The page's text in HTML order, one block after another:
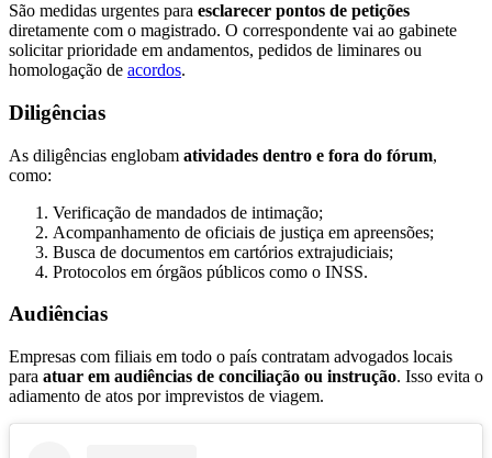
São medidas urgentes para esclarecer pontos de petições
diretamente com o magistrado. O correspondente vai ao gabinete
solicitar prioridade em andamentos, pedidos de liminares ou
homologação de acordos.
Diligências
As diligências englobam atividades dentro e fora do fórum,
como:
Verificação de mandados de intimação;
Acompanhamento de oficiais de justiça em apreensões;
Busca de documentos em cartórios extrajudiciais;
Protocolos em órgãos públicos como o INSS.
Audiências
Empresas com filiais em todo o país contratam advogados locais
para atuar em audiências de conciliação ou instrução. Isso evita o
adiamento de atos por imprevistos de viagem.